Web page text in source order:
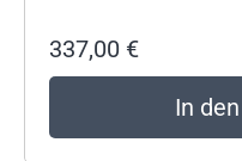
337,00 €
In